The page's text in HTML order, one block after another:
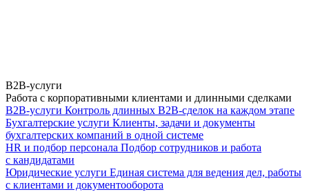
B2B-услуги
Работа с корпоративными клиентами и длинными сделками
B2B-услуги Контроль длинных B2B-сделок на каждом этапе
Бухгалтерские услуги Клиенты, задачи и документы
бухгалтерских компаний в одной системе
HR и подбор персонала Подбор сотрудников и работа
с кандидатами
Юридические услуги Единая система для ведения дел, работы
с клиентами и документооборота